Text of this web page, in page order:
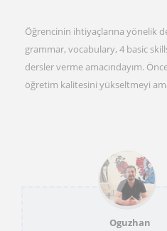
Öğrencinin ihtiyaçlarına yönelik
grammar, vocabulary, 4 basic
dersler verme amacındayım.
öğretim kalitesini yükseltmeyi
Oguzhan